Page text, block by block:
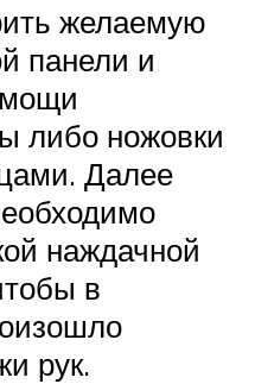
желаемую
панели и
либо ножовки
Далее
наждачной
в
рук.